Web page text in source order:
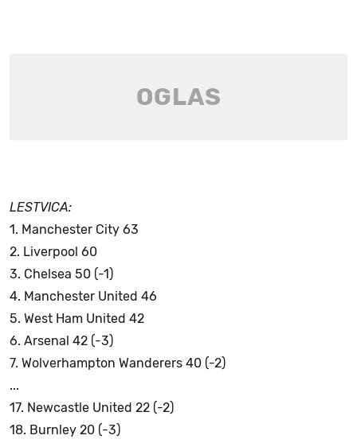
LESTVICA:
1. Manchester City 63
2. Liverpool 60
3. Chelsea 50 (-1)
4. Manchester United 46
5. West Ham United 42
6. Arsenal 42 (-3)
7. Wolverhampton Wanderers 40 (-2)
...
17. Newcastle United 22 (-2)
18. Burnley 20 (-3)